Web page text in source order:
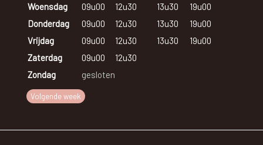
Woensdag
09u00 12u30 13u30
19u00
Donderdag
09u00 12u30 13u30
19u00
Vrijdag
09u00 12u30 13u30
19u00
Zaterdag
09u00
12u30
Zondag
gesloten
Volgende week